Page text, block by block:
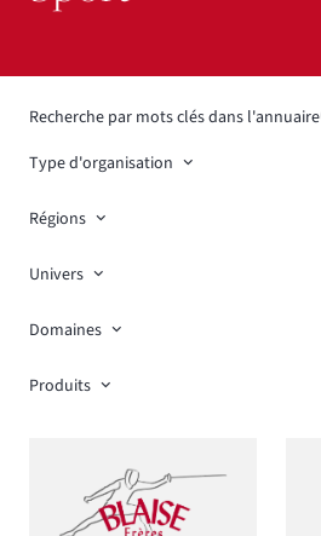
Recherche par mots clés dans l'annuaire
Type d'organisation
Régions
Univers
Domaines
Produits